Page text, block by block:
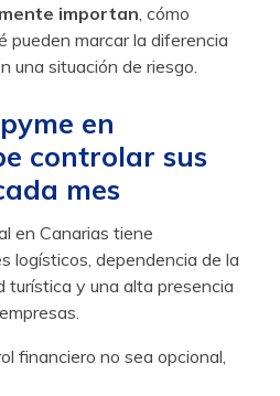
importan , cómo
pueden marcar la diferencia
una situación de riesgo.
en
controlar sus
mes
en Canarias tiene
logísticos, dependencia de la
turística y una alta presencia
financiero no sea opcional,